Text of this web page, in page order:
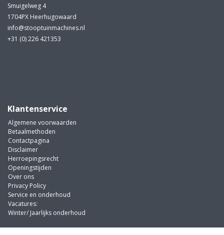
Smuigelweg 4
1704PX Heerhugowaard
info@stooptuinmachines.nl
+31 (0) 226 421353
Klantenservice
Algemene voorwaarden
Betaalmethoden
Contactpagina
Disclaimer
Herroepingsrecht
Openingstijden
Over ons
Privacy Policy
Service en onderhoud
Vacatures:
Winter/ Jaarlijks onderhoud